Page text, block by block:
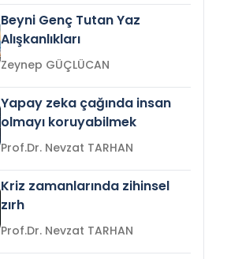
Beyni Genç Tutan Yaz
Alışkanlıkları
Zeynep GÜÇLÜCAN
Yapay zeka çağında insan
olmayı koruyabilmek
Prof.Dr. Nevzat TARHAN
Kriz zamanlarında zihinsel
zırh
Prof.Dr. Nevzat TARHAN